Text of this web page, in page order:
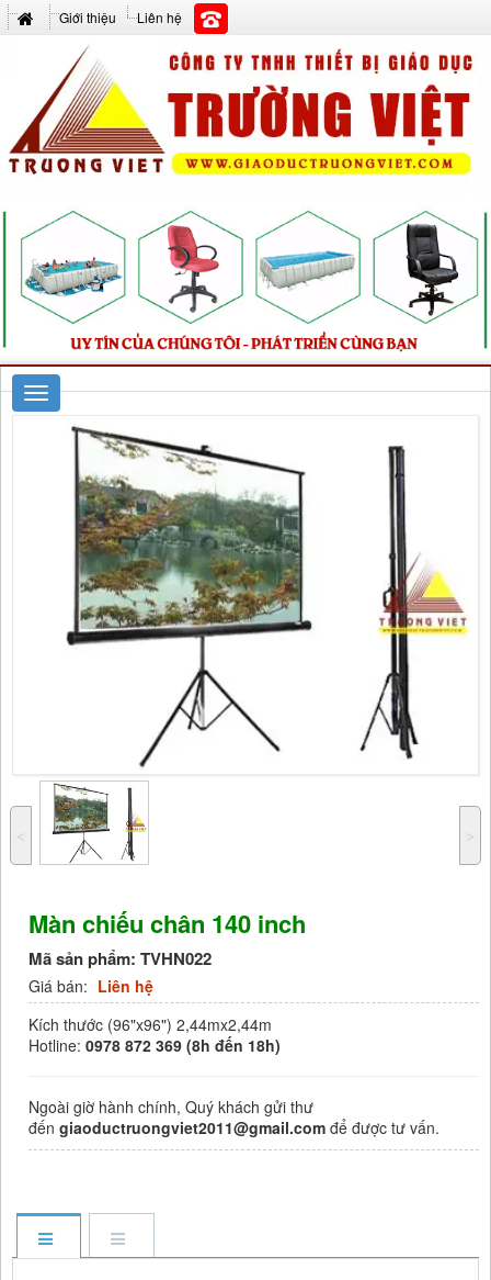
Giới thiệu Liên hệ
˂ ˃
Màn chiếu chân 140 inch
Mã sản phẩm: TVHN022
Giá bán: Liên hệ
Kích thước (96"x96") 2,44mx2,44m
Hotline: 0978 872 369 (8h đến 18h)
Ngoài giờ hành chính, Quý khách gửi thư
đến giaoductruongviet2011@gmail.com để được tư vấn.